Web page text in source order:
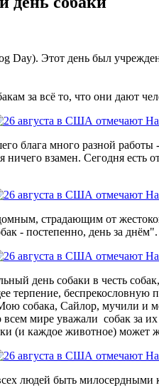
Day). Этот день был
за всё то, что они дают
блага много разной
взамен. Сегодня есть
страдающим от
- постепенно, день за днём".
день собаки в честь
беспрекословную
собака, Сайлор, мучили и
мире уважали собак
(и каждое животное) может
людей быть